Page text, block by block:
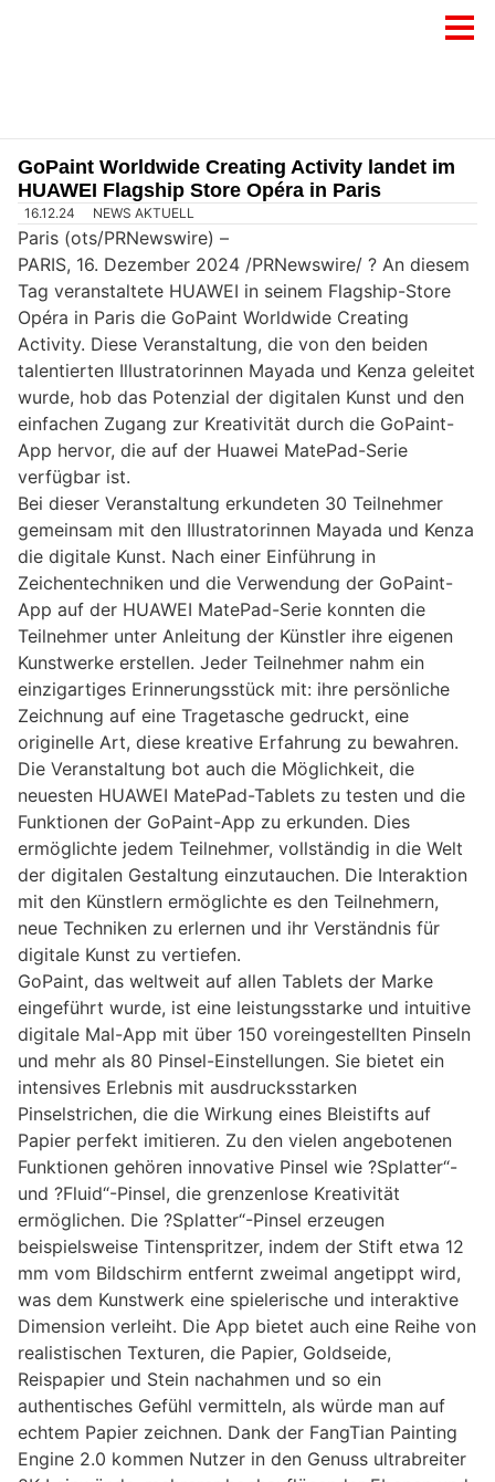
GoPaint Worldwide Creating Activity landet im
HUAWEI Flagship Store Opéra in Paris
16.12.24 NEWS AKTUELL
Paris (ots/PRNewswire) –
PARIS, 16. Dezember 2024 /PRNewswire/ ? An diesem
Tag veranstaltete HUAWEI in seinem Flagship-Store
Opéra in Paris die GoPaint Worldwide Creating
Activity. Diese Veranstaltung, die von den beiden
talentierten Illustratorinnen Mayada und Kenza geleitet
wurde, hob das Potenzial der digitalen Kunst und den
einfachen Zugang zur Kreativität durch die GoPaint-
App hervor, die auf der Huawei MatePad-Serie
verfügbar ist.
Bei dieser Veranstaltung erkundeten 30 Teilnehmer
gemeinsam mit den Illustratorinnen Mayada und Kenza
die digitale Kunst. Nach einer Einführung in
Zeichentechniken und die Verwendung der GoPaint-
App auf der HUAWEI MatePad-Serie konnten die
Teilnehmer unter Anleitung der Künstler ihre eigenen
Kunstwerke erstellen. Jeder Teilnehmer nahm ein
einzigartiges Erinnerungsstück mit: ihre persönliche
Zeichnung auf eine Tragetasche gedruckt, eine
originelle Art, diese kreative Erfahrung zu bewahren.
Die Veranstaltung bot auch die Möglichkeit, die
neuesten HUAWEI MatePad-Tablets zu testen und die
Funktionen der GoPaint-App zu erkunden. Dies
ermöglichte jedem Teilnehmer, vollständig in die Welt
der digitalen Gestaltung einzutauchen. Die Interaktion
mit den Künstlern ermöglichte es den Teilnehmern,
neue Techniken zu erlernen und ihr Verständnis für
digitale Kunst zu vertiefen.
GoPaint, das weltweit auf allen Tablets der Marke
eingeführt wurde, ist eine leistungsstarke und intuitive
digitale Mal-App mit über 150 voreingestellten Pinseln
und mehr als 80 Pinsel-Einstellungen. Sie bietet ein
intensives Erlebnis mit ausdrucksstarken
Pinselstrichen, die die Wirkung eines Bleistifts auf
Papier perfekt imitieren. Zu den vielen angebotenen
Funktionen gehören innovative Pinsel wie ?Splatter“-
und ?Fluid“-Pinsel, die grenzenlose Kreativität
ermöglichen. Die ?Splatter“-Pinsel erzeugen
beispielsweise Tintenspritzer, indem der Stift etwa 12
mm vom Bildschirm entfernt zweimal angetippt wird,
was dem Kunstwerk eine spielerische und interaktive
Dimension verleiht. Die App bietet auch eine Reihe von
realistischen Texturen, die Papier, Goldseide,
Reispapier und Stein nachahmen und so ein
authentisches Gefühl vermitteln, als würde man auf
echtem Papier zeichnen. Dank der FangTian Painting
Engine 2.0 kommen Nutzer in den Genuss ultrabreiter